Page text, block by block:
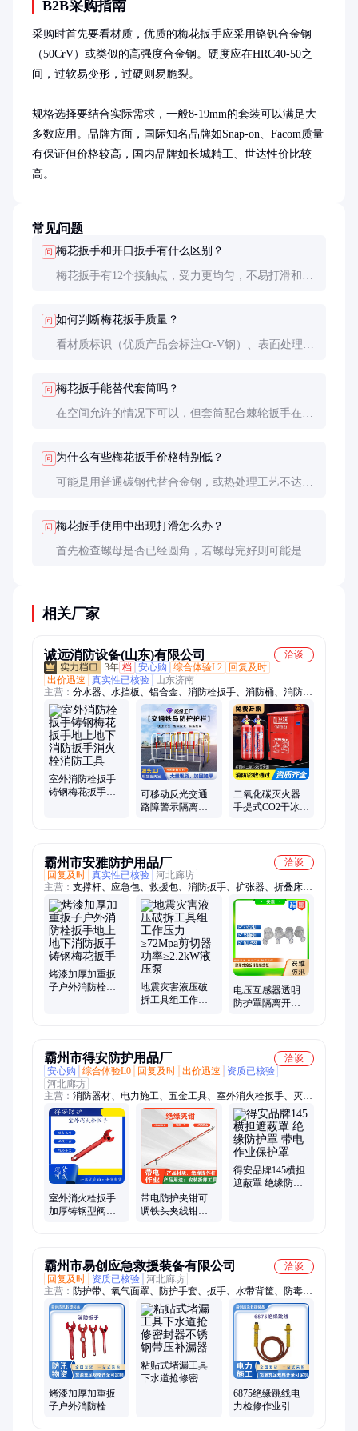
B2B采购指南
采购时首先要看材质，优质的梅花扳手应采用铬钒合金钢
（50CrV）或类似的高强度合金钢。硬度应在HRC40-50之
间，过软易变形，过硬则易脆裂。
规格选择要结合实际需求，一般8-19mm的套装可以满足大
多数应用。品牌方面，国际知名品牌如Snap-on、Facom质量
有保证但价格较高，国内品牌如长城精工、世达性价比较
高。
常见问题
问 梅花扳手和开口扳手有什么区别？
梅花扳手有12个接触点，受力更均匀，不易打滑和损
问 如何判断梅花扳手质量？
看材质标识（优质产品会标注Cr-V钢）、表面处理是
问 梅花扳手能替代套筒吗？
在空间允许的情况下可以，但套筒配合棘轮扳手在狭
问 为什么有些梅花扳手价格特别低？
可能是用普通碳钢代替合金钢，或热处理工艺不达
问 梅花扳手使用中出现打滑怎么办？
首先检查螺母是否已经圆角，若螺母完好则可能是扳
相关厂家
诚远消防设备(山东)有限公司
洽谈
3年 档 安心购 综合体验L2
回复及时
出价迅速
真实性已核验
山东济南
主营： 分水器、水挡板、铝合金、消防栓扳手、消防桶、消防
柜、点火器、防坠网、灭火器、消防箱、绝缘梯、救生杆、安全
带、洗眼机、缓降器、过滤器、救生圈、割草机、消防水带、消
防服、消防工具、灭火毯、防毒面具
室外消防栓扳手
铸钢梅花扳手地
可移动反光交通
路障警示隔离栏
二氧化碳灭火器
手提式CO2干冰灭
霸州市安雅防护用品厂
洽谈
回复及时 真实性已核验 河北廊坊
主营： 支撑杆、应急包、救援包、消防扳手、扩张器、折叠床、
救生钩、折叠椅、急救睡袋、充气睡垫、沙滩帐篷、简易帐篷、
救援顶杆、充气床垫、露营帐篷、自动帐篷、速开帐篷、尖顶帐
篷、双人帐篷、沐浴帐篷、通风帐篷、单人睡袋、遮阳帐篷、防
晒帐篷、应急手电筒、遥控救生圈
烤漆加厚加重扳
子户外消防栓扳
地震灾害液压破
拆工具组工作压
电压互感器透明
防护罩隔离开关
霸州市得安防护用品厂
洽谈
安心购
综合体验L0 回复及时 出价迅速
资质已核验
河北廊坊
主营： 消防器材、电力施工、五金工具、室外消火栓扳手、灭火
水枪、消防泵、高压细水雾灭火器、救援组合工具、水上救生
艇、灭火组合工具、破拆工具、水域救援飞翼、救灾帐篷、折叠
床、液压钳、电力设备
室外消火栓扳手
加厚铸钢型阀门
带电防护夹钳可
调铁头夹线钳长
得安品牌145横担
遮蔽罩 绝缘防护
霸州市易创应急救援装备有限公司
洽谈
回复及时
资质已核验 河北廊坊
主营： 防护带、氧气面罩、防护手套、扳手、水带背筐、防毒面
具、呼吸面罩、高压水管、空气呼吸器、消防护目镜、消防救援
棉手、抢险救援腰带、消防阻燃毛衣、抢险救援手套、火灾救援
烤漆加厚加重扳
子户外消防栓扳
粘贴式堵漏工具
下水道抢修密封
6875绝缘跳线电
力检修作业引接